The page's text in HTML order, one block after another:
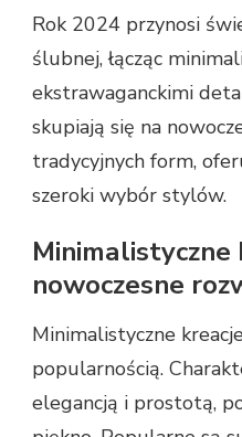
Rok 2024 przynosi
ślubnej, łącząc
ekstrawaganckimi
skupiają się na
tradycyjnych form,
szeroki wybór stylów.
Minimalistyczne
nowoczesne
Minimalistyczne
popularnością.
elegancją i prostotą,